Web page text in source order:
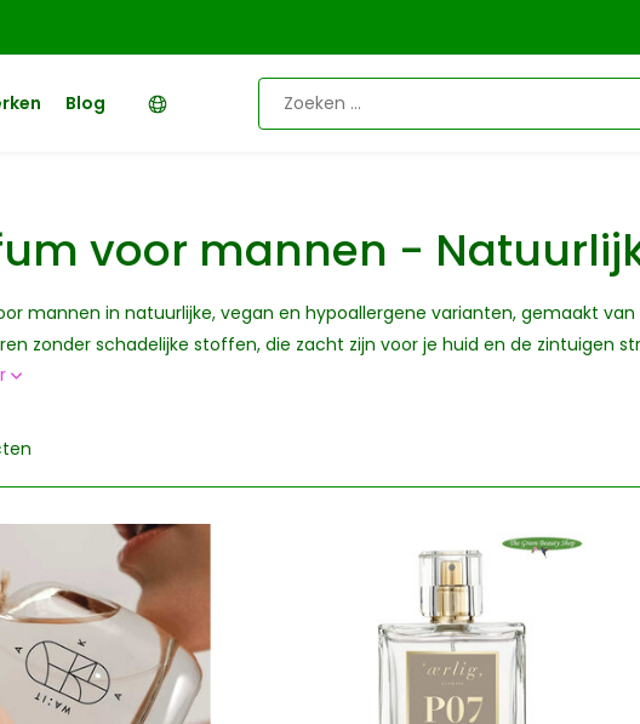
Blog
voor mannen -
mannen in natuurlijke, vegan en hypoallergene varianten, gemaakt
zonder schadelijke stoffen, die zacht zijn voor je huid en de zintuigen